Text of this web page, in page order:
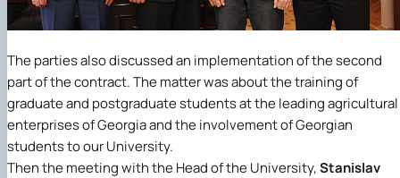
The parties also discussed an implementation of the second
part of the contract. The matter was about the training of
graduate and postgraduate students at the leading agricultural
enterprises of Georgia and the involvement of Georgian
students to our University.
Then the meeting with the Head of the University,Stanislav